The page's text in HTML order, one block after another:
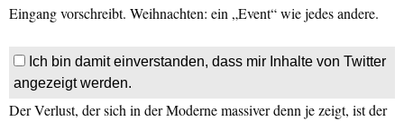
Eingang vorschreibt. Weihnachten: ein „Event“ wie jedes andere.
Ich bin damit einverstanden, dass mir Inhalte von Twitter
angezeigt werden.
Der Verlust, der sich in der Moderne massiver denn je zeigt, ist der